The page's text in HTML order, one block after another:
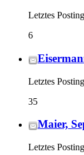
Letztes
6
Letztes
35
Maier,
Letztes